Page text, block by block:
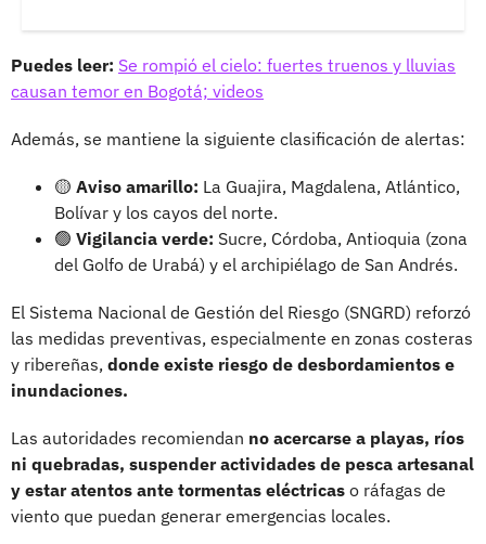
Puedes leer: Se rompió el cielo: fuertes truenos y lluvias
causan temor en Bogotá; videos
Además, se mantiene la siguiente clasificación de alertas:
🟡 Aviso amarillo: La Guajira, Magdalena, Atlántico,
Bolívar y los cayos del norte.
🟢 Vigilancia verde: Sucre, Córdoba, Antioquia (zona
del Golfo de Urabá) y el archipiélago de San Andrés.
El Sistema Nacional de Gestión del Riesgo (SNGRD) reforzó
las medidas preventivas, especialmente en zonas costeras
y ribereñas, donde existe riesgo de desbordamientos e
inundaciones.
Las autoridades recomiendan no acercarse a playas, ríos
ni quebradas, suspender actividades de pesca artesanal
y estar atentos ante tormentas eléctricas o ráfagas de
viento que puedan generar emergencias locales.